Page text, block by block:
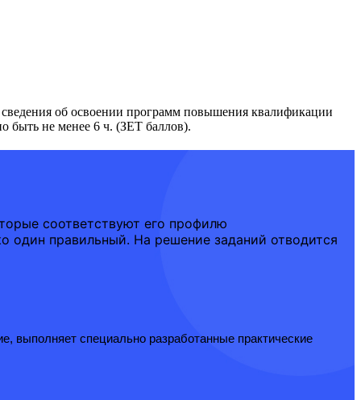
об освоении программ повышения квалификации
быть не менее 6 ч. (ЗЕТ баллов).
соответствуют его профилю
один правильный. На решение заданий отводится
выполняет специально разработанные практические